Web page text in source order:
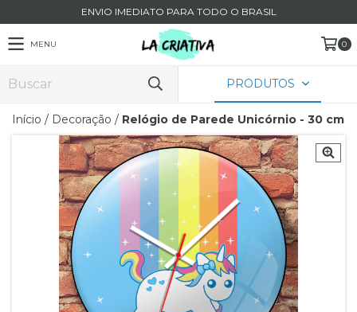
ENVIO IMEDIATO PARA TODO O BRASIL
MENU 0
PRODUTOS
Início / Decoração / Relógio de Parede Unicórnio - 30 cm